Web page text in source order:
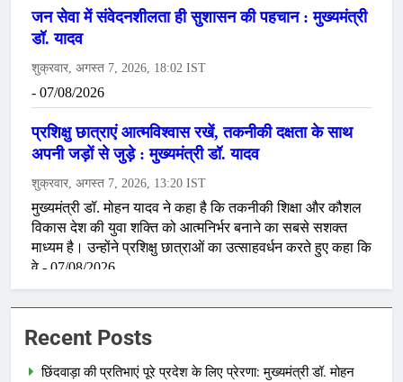
Recent Posts
छिंदवाड़ा की प्रतिभाएं पूरे प्रदेश के लिए प्रेरणा: मुख्यमंत्री डॉ. मोहन